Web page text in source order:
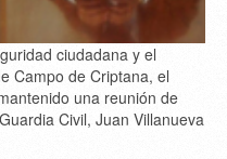
ciudadana y el
Campo de Criptana, el
una reunión de
Civil, Juan Villanueva